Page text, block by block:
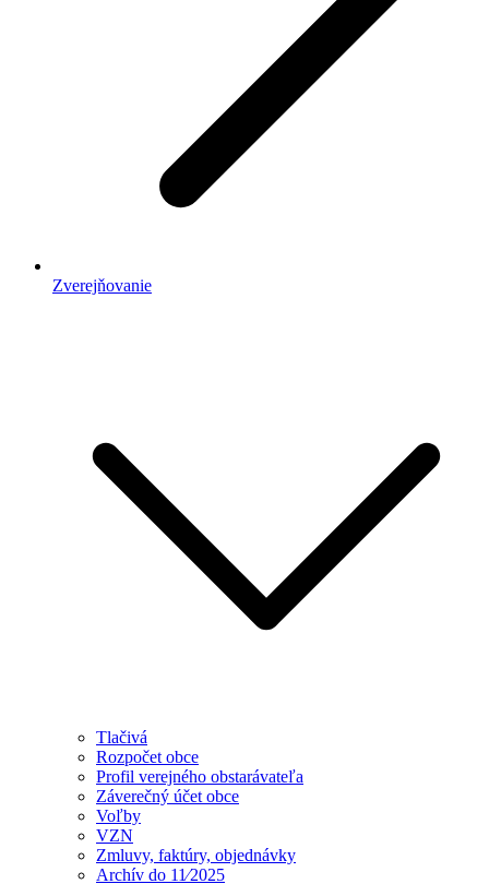
Zverejňovanie
Tlačivá
Rozpočet obce
Profil verejného obstarávateľa
Záverečný účet obce
Voľby
VZN
Zmluvy, faktúry, objednávky
Archív do 11⁄2025